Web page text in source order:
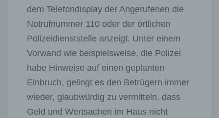
dem Telefondisplay der Angerufenen die
Notrufnummer 110 oder der örtlichen
Polizeidienststelle anzeigt. Unter einem
Vorwand wie beispielsweise, die Polizei
habe Hinweise auf einen geplanten
Einbruch, gelingt es den Betrügern immer
wieder, glaubwürdig zu vermitteln, dass
Geld und Wertsachen im Haus nicht